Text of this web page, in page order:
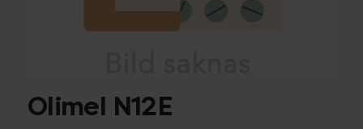
Olimel N12E